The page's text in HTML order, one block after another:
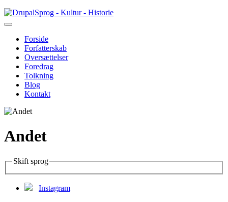
Gå
til
Sprog - Kultur - Historie
Primær
navigation
Forside
Forfatterskab
Oversættelser
Foredrag
Tolkning
Blog
Kontakt
Andet
Skift sprog
Instagram